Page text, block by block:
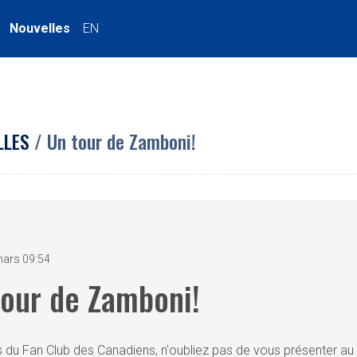
Nouvelles EN
/ Un tour de Zamboni!
09:54
de Zamboni!
du Fan Club des Canadiens, n'oubliez pas de vous présenter